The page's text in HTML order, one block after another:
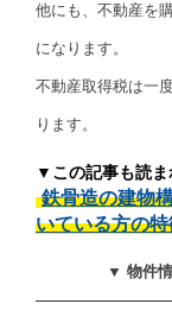
他にも、不動産を
になります。
不動産取得税は一
ります。
▼この記事も読ま
鉄骨造の建物
いている方の
▼ 物件